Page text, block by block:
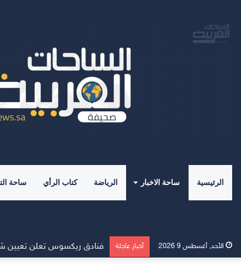
الرئيسية ساحة الاخبار الرياضة كتاب الرأي ساحة
الأحد, أغسطس 9 2026 أخبار عاجلة فنادق ريكسوس تعلن تعيين